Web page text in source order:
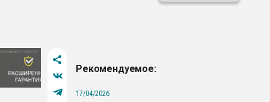
Рекомендуемое:
17/04/2026